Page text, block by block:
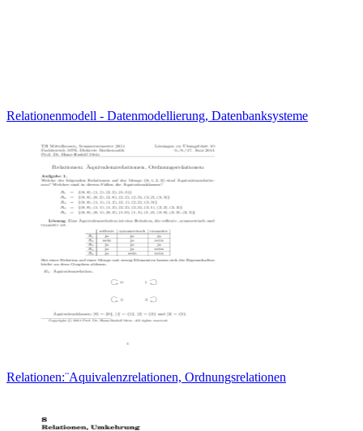
Relationenmodell - Datenmodellierung, Datenbanksysteme
Relationen:¨Aquivalenzrelationen, Ordnungsrelationen